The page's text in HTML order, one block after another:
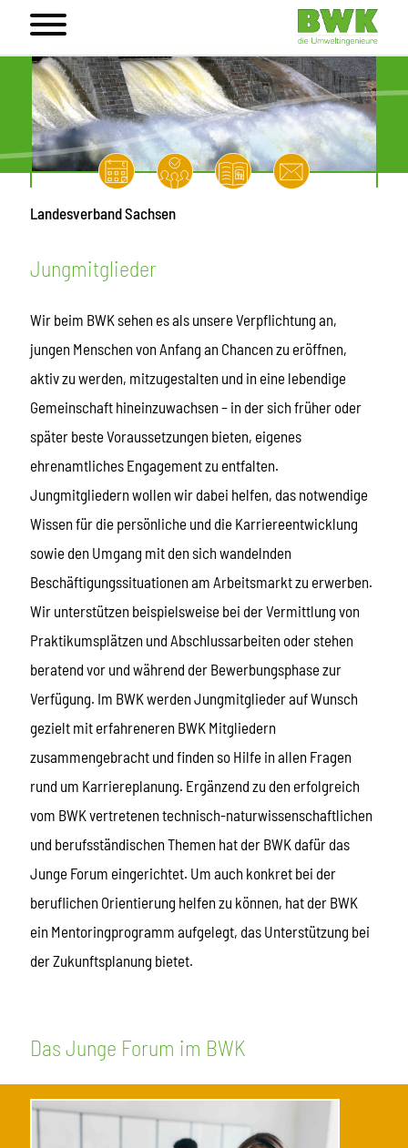
Landesverband Sachsen
Jungmitglieder
Wir beim BWK sehen es als unsere Verpflichtung an,
jungen Menschen von Anfang an Chancen zu eröffnen,
aktiv zu werden, mitzugestalten und in eine lebendige
Gemeinschaft hineinzuwachsen – in der sich früher oder
später beste Voraussetzungen bieten, eigenes
ehrenamtliches Engagement zu entfalten.
Jungmitgliedern wollen wir dabei helfen, das notwendige
Wissen für die persönliche und die Karriereentwicklung
sowie den Umgang mit den sich wandelnden
Beschäftigungssituationen am Arbeitsmarkt zu erwerben.
Wir unterstützen beispielsweise bei der Vermittlung von
Praktikumsplätzen und Abschlussarbeiten oder stehen
beratend vor und während der Bewerbungsphase zur
Verfügung. Im BWK werden Jungmitglieder auf Wunsch
gezielt mit erfahreneren BWK Mitgliedern
zusammengebracht und finden so Hilfe in allen Fragen
rund um Karriereplanung. Ergänzend zu den erfolgreich
vom BWK vertretenen technisch-naturwissenschaftlichen
und berufsständischen Themen hat der BWK dafür das
Junge Forum eingerichtet. Um auch konkret bei der
beruflichen Orientierung helfen zu können, hat der BWK
ein Mentoringprogramm aufgelegt, das Unterstützung bei
der Zukunftsplanung bietet.
Das Junge Forum im BWK